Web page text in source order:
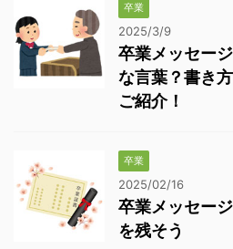
卒業
2025/3/9
卒業メッセー
な言葉？書き
ご紹介！
卒業
2025/02/16
卒業メッセー
を残そう